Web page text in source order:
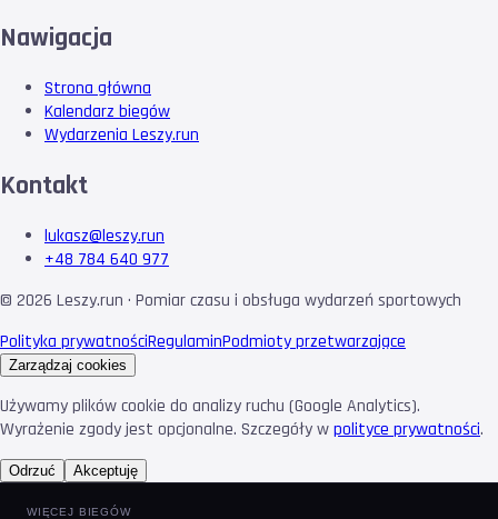
Nawigacja
Strona główna
Kalendarz biegów
Wydarzenia Leszy.run
Kontakt
lukasz@leszy.run
+48 784 640 977
© 2026 Leszy.run · Pomiar czasu i obsługa wydarzeń sportowych
Polityka prywatnościRegulaminPodmioty przetwarzające
Zarządzaj cookies
Używamy plików cookie do analizy ruchu (Google Analytics).
Wyrażenie zgody jest opcjonalne. Szczegóły wpolityce prywatności.
Odrzuć Akceptuję
WIĘCEJ BIEGÓW